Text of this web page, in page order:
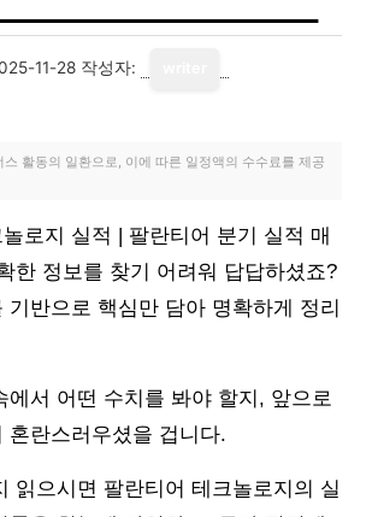
11-28 작성자:
스 활동의 일환으로, 이에 따른 일정액의 수수료를 제공
로지 실적 | 팔란티어 분기 실적 매
한 정보를 찾기 어려워 답답하셨죠?
기반으로 핵심만 담아 명확하게 정리
에서 어떤 수치를 봐야 할지, 앞으로
혼란스러우셨을 겁니다.
읽으시면 팔란티어 테크놀로지의 실